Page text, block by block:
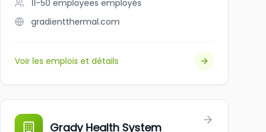
11-50 employees employés
gradientthermal.com
Voir les emplois et détails
Grady Health System